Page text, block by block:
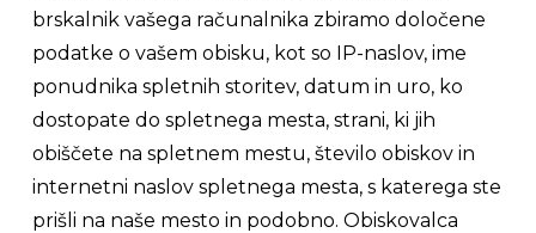
brskalnik vašega računalnika zbiramo določene
podatke o vašem obisku, kot so IP-naslov, ime
ponudnika spletnih storitev, datum in uro, ko
dostopate do spletnega mesta, strani, ki jih
obiščete na spletnem mestu, število obiskov in
internetni naslov spletnega mesta, s katerega ste
prišli na naše mesto in podobno. Obiskovalca